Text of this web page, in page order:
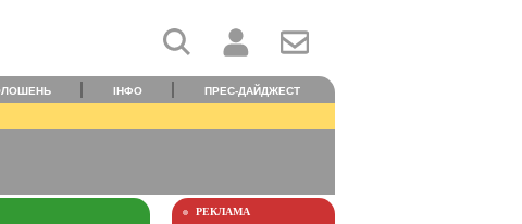
ІНФО ПРЕС-ДАЙДЖЕСТ
РЕКЛАМА